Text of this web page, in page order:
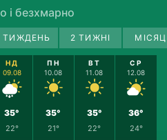
і безхмарно
ТИЖДЕНЬ 2 ТИЖНІ
НД
09.08
35°
22°
ПН
10.08
35°
21°
ВТ
11.08
35°
22°
СР
12.08
36°
24°